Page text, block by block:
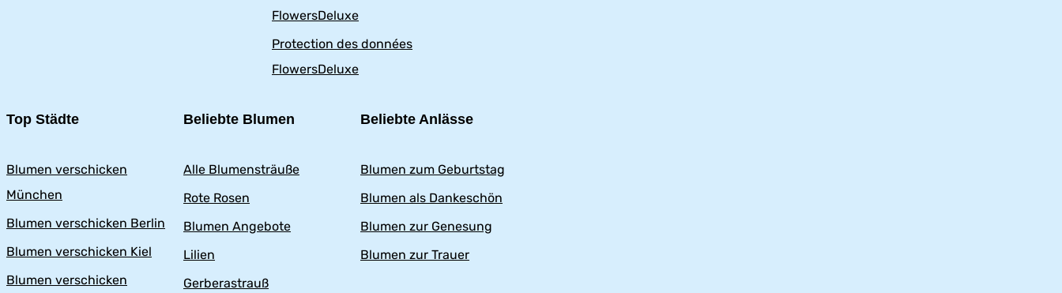
FlowersDeluxe
Protection des données
FlowersDeluxe
Top Städte
Blumen verschicken
München
Blumen verschicken Berlin
Blumen verschicken Kiel
Blumen verschicken
Beliebte Blumen
Alle Blumensträuße
Rote Rosen
Blumen Angebote
Lilien
Gerberastrauß
Beliebte Anlässe
Blumen zum Geburtstag
Blumen als Dankeschön
Blumen zur Genesung
Blumen zur Trauer